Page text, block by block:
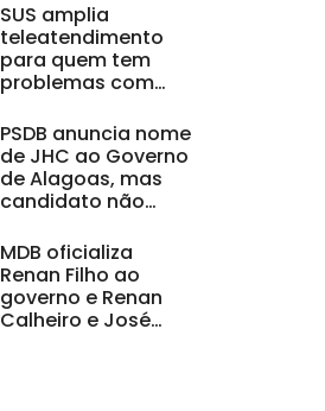
SUS amplia
teleatendimento
para quem tem
problemas com
ter acesso
PSDB anuncia nome
de JHC ao Governo
de Alagoas, mas
candidato não
evento
MDB oficializa
Renan Filho ao
governo e Renan
Calheiro e José